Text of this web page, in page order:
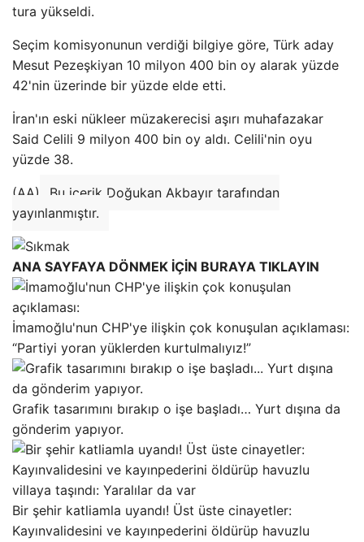
tura yükseldi.
Seçim komisyonunun verdiği bilgiye göre, Türk aday
Mesut Pezeşkiyan 10 milyon 400 bin oy alarak yüzde
42'nin üzerinde bir yüzde elde etti.
İran'ın eski nükleer müzakerecisi aşırı muhafazakar
Said Celili 9 milyon 400 bin oy aldı. Celili'nin oyu
yüzde 38.
(AA)
Bu içerik Doğukan Akbayır tarafından
yayınlanmıştır.
ANA SAYFAYA DÖNMEK İÇİN BURAYA TIKLAYIN
İmamoğlu'nun CHP'ye ilişkin çok konuşulan açıklaması:
“Partiyi yoran yüklerden kurtulmalıyız!”
Grafik tasarımını bırakıp o işe başladı… Yurt dışına da
gönderim yapıyor.
Bir şehir katliamla uyandı! Üst üste cinayetler:
Kayınvalidesini ve kayınpederini öldürüp havuzlu